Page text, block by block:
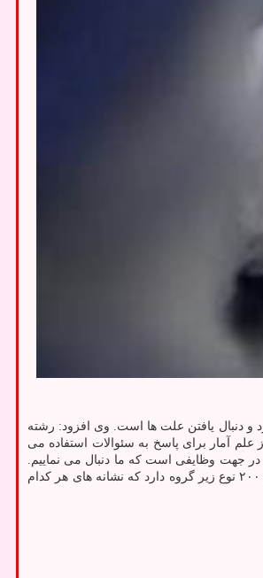
و دنبال یافتن علت ها است. وی افزود: رشته
علم آمار برای پاسخ به سئوالات استفاده می
جهت وظایفی است که ما دنبال می نماییم.
وی با تکیه بر تولید شواهد برای کنترل سرطان، خاطرنشان کرد: آنچه مسلم است اینکه در ارتباط با سرطان، فقط با یک بیماری مواجه نیستیم. به قول زنده دل، سرطان در حدود ۲۰۰ نوع زیر گروه دارد که نشانه های هر کدام